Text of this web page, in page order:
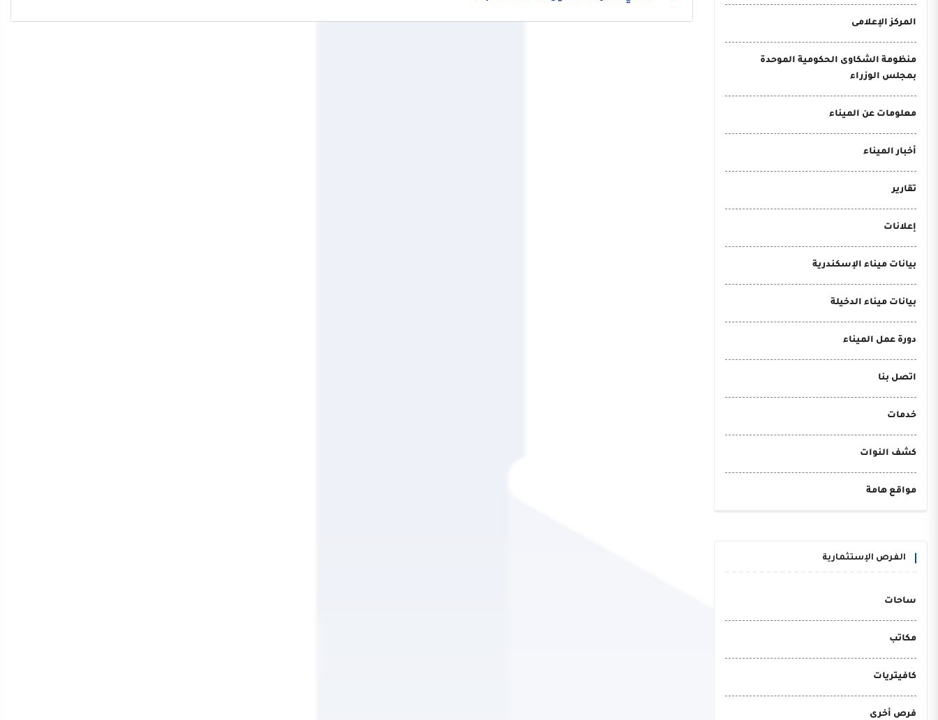
المركز الإعلامى
منظومة الشكاوى الحكومية الموحدة
بمجلس الوزراء
معلومات عن الميناء
أخبار الميناء
تقارير
إعلانات
بيانات ميناء الإسكندرية
بيانات ميناء الدخيلة
دورة عمل الميناء
اتصل بنا
خدمات
كشف النوات
مواقع هامة
الفرص الإستثمارية
ساحات
مكاتب
كافيتريات
فرص أخرى